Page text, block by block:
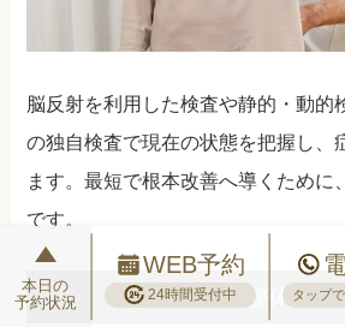
脳反射を利用した検査や静的・動的
の独自検査で現在の状態を把握し、
ます。最短で根本改善へ導くために
です。
一般的な整体院
本日の
予約状況
WEB予約
24時間受付中 タップ